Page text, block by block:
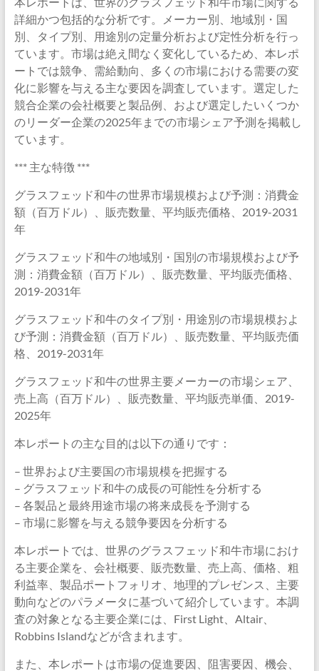
詳細かつ包括的な分析です。メーカー別、地域別・国
別、タイプ別、用途別の定量分析および定性分析を行っ
ています。市場は絶え間なく変化しているため、本レポ
ートでは競争、需給動向、多くの市場における需要の変
化に影響を与える主な要因を調査しています。選定した
競合企業の会社概要と製品例、および選定したいくつか
のリーダー企業の2025年までの市場シェア予測を掲載し
ています。
*** 主な特徴 ***
グラスフェッド和牛の世界市場規模および予測：消費金
額（百万ドル）、販売数量、平均販売価格、2019-2031
年
グラスフェッド和牛の地域別・国別の市場規模および予
測：消費金額（百万ドル）、販売数量、平均販売価格、
2019-2031年
グラスフェッド和牛のタイプ別・用途別の市場規模およ
び予測：消費金額（百万ドル）、販売数量、平均販売価
格、2019-2031年
グラスフェッド和牛の世界主要メーカーの市場シェア、
売上高（百万ドル）、販売数量、平均販売単価、2019-
2025年
本レポートの主な目的は以下の通りです：
– 世界および主要国の市場規模を把握する
– グラスフェッド和牛の成長の可能性を分析する
– 各製品と最終用途市場の将来成長を予測する
– 市場に影響を与える競争要因を分析する
本レポートでは、世界のグラスフェッド和牛市場におけ
る主要企業を、会社概要、販売数量、売上高、価格、粗
利益率、製品ポートフォリオ、地理的プレゼンス、主要
動向などのパラメータに基づいて紹介しています。本調
査の対象となる主要企業には、First Light、Altair、
Robbins Islandなどが含まれます。
また、本レポートは市場の促進要因、阻害要因、機会、